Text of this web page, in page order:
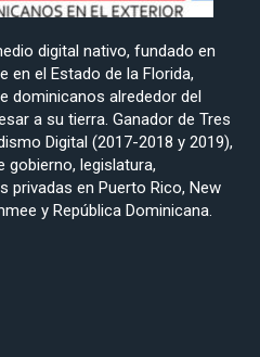
digital nativo, fundado en
en el Estado de la Florida,
dominicanos alrededor del
a su tierra. Ganador de Tres
Digital (2017-2018 y 2019),
legislatura,
privadas en Puerto Rico, New
y República Dominicana.